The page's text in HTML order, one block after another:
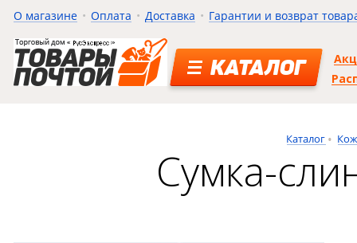
О магазине Оплата Доставка Гарантии и возврат
КАТАЛОГ
Каталог
Сумка-